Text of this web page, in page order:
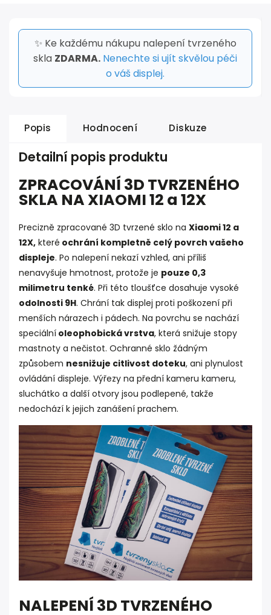
✨ Ke každému nákupu nalepení tvrzeného
skla ZDARMA. Nenechte si ujít skvělou péči
o váš displej.
Popis Hodnocení Diskuze
Detailní popis produktu
ZPRACOVÁNÍ 3D TVRZENÉHO
SKLA NA XIAOMI 12 a 12X
Precizně zpracované 3D tvrzené sklo na Xiaomi 12 a
12X, které ochrání kompletně celý povrch vašeho
displeje. Po nalepení nekazí vzhled, ani příliš
nenavyšuje hmotnost, protože je pouze 0,3
milimetru tenké. Při této tloušťce dosahuje vysoké
odolnosti 9H. Chrání tak displej proti poškození při
menších nárazech i pádech. Na povrchu se nachází
speciální oleophobická vrstva, která snižuje stopy
mastnoty a nečistot. Ochranné sklo žádným
způsobem nesnižuje citlivost doteku, ani plynulost
ovládání displeje. Výřezy na přední kameru kameru,
sluchátko a další otvory jsou podlepené, takže
nedochází k jejich zanášení prachem.
NALEPENÍ 3D TVRZENÉHO